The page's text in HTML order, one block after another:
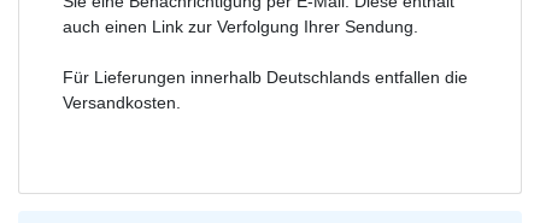
auch einen Link zur Verfolgung Ihrer Sendung.
Für Lieferungen innerhalb Deutschlands entfallen die
Versandkosten.